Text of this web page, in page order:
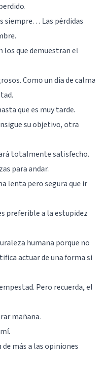
siempre… Las pérdidas
los que demuestran el
Como un día de calma
que es muy tarde.
su objetivo, otra
totalmente satisfecho.
para andar.
lenta pero segura que ir
preferible a la estupidez
humana porque no
actuar de una forma si
Pero recuerda, el
mañana.
más a las opiniones